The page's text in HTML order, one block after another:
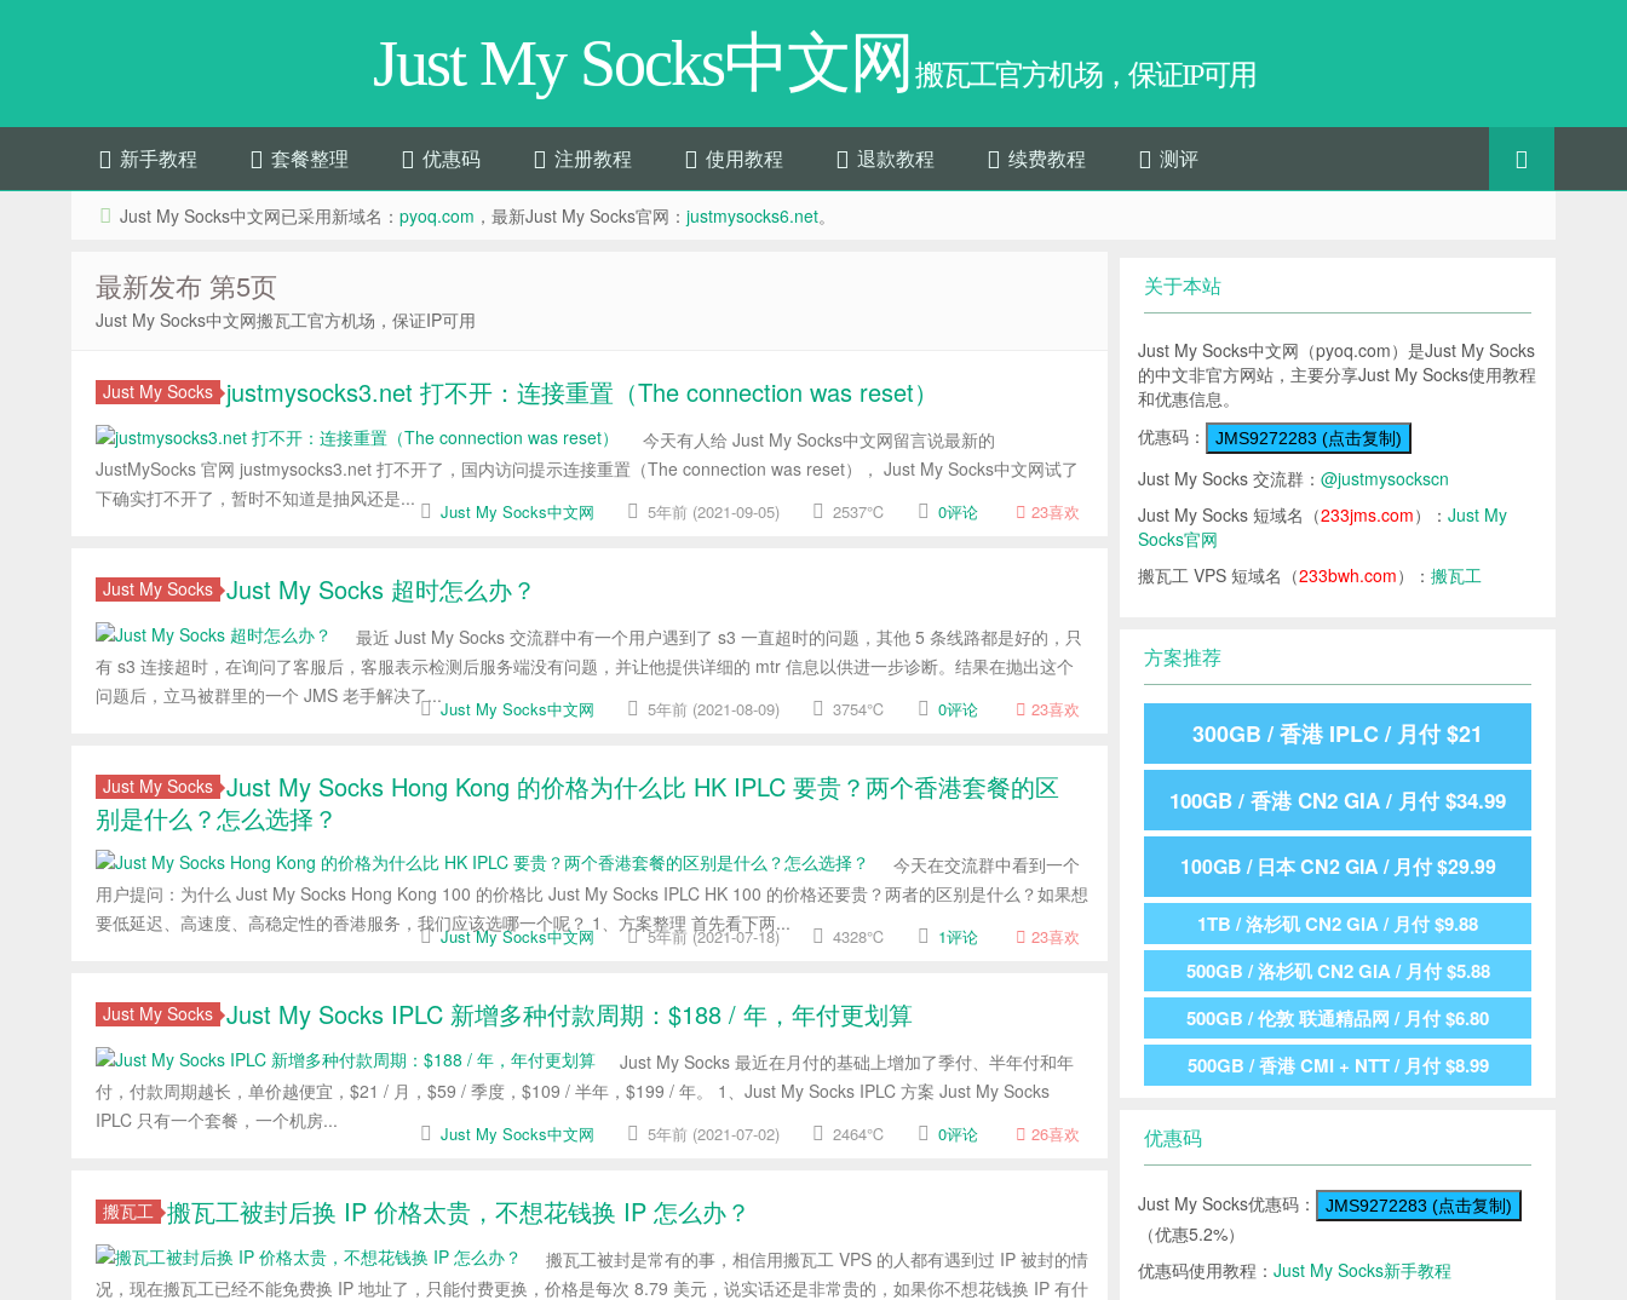
Just My Socks中文网 搬瓦工官方机场，保证IP可用
新手教程 套餐整理 优惠码 注册教程 使用教程 退款教程 续费教程 测评
Just My Socks中文网已采用新域名： pyoq.com ，最新Just My Socks官网： justmysocks6.net。
最新发布 第5页
Just My Socks中文网搬瓦工官方机场，保证IP可用
Just My Socks justmysocks3.net 打不开：连接重置（The connection was reset）
今天有人给 Just My Socks中文网留言说最新的
JustMySocks 官网 justmysocks3.net 打不开了，国内访问提示连接重置（The connection was reset）， Just My Socks中文网试了
下确实打不开了，暂时不知道是抽风还是...
Just My Socks中文网 5年前 (2021-09-05) 2537℃ 0评论 23喜欢
Just My Socks Just My Socks 超时怎么办？
最近 Just My Socks 交流群中有一个用户遇到了 s3 一直超时的问题，其他 5 条线路都是好的，只
有 s3 连接超时，在询问了客服后，客服表示检测后服务端没有问题，并让他提供详细的 mtr 信息以供进一步诊断。结果在抛出这个
问题后，立马被群里的一个 JMS 老手解决了...
Just My Socks中文网 5年前 (2021-08-09) 3754℃ 0评论 23喜欢
Just My Socks Just My Socks Hong Kong 的价格为什么比 HK IPLC 要贵？两个香港套餐的区
别是什么？怎么选择？
今天在交流群中看到一个
用户提问：为什么 Just My Socks Hong Kong 100 的价格比 Just My Socks IPLC HK 100 的价格还要贵？两者的区别是什么？如果想
要低延迟、高速度、高稳定性的香港服务，我们应该选哪一个呢？ 1、方案整理 首先看下两...
Just My Socks中文网 5年前 (2021-07-18) 4328℃ 1评论 23喜欢
Just My Socks Just My Socks IPLC 新增多种付款周期：$188 / 年，年付更划算
Just My Socks 最近在月付的基础上增加了季付、半年付和年
付，付款周期越长，单价越便宜，$21 / 月，$59 / 季度，$109 / 半年，$199 / 年。 1、Just My Socks IPLC 方案 Just My Socks
IPLC 只有一个套餐，一个机房...
Just My Socks中文网 5年前 (2021-07-02) 2464℃ 0评论 26喜欢
搬瓦工 搬瓦工被封后换 IP 价格太贵，不想花钱换 IP 怎么办？
搬瓦工被封是常有的事，相信用搬瓦工 VPS 的人都有遇到过 IP 被封的情
况，现在搬瓦工已经不能免费换 IP 地址了，只能付费更换，价格是每次 8.79 美元，说实话还是非常贵的，如果你不想花钱换 IP 有什
关于本站
Just My Socks中文网（pyoq.com）是Just My Socks
的中文非官方网站，主要分享Just My Socks使用教程
和优惠信息。
优惠码：
JMS9272283 (点击复制)
Just My Socks 交流群： @justmysockscn
Just My Socks 短域名（233jms.com）： Just My
Socks官网
搬瓦工 VPS 短域名（233bwh.com）： 搬瓦工
方案推荐
300GB / 香港 IPLC / 月付 $21
100GB / 香港 CN2 GIA / 月付 $34.99
100GB / 日本 CN2 GIA / 月付 $29.99
1TB / 洛杉矶 CN2 GIA / 月付 $9.88
500GB / 洛杉矶 CN2 GIA / 月付 $5.88
500GB / 伦敦 联通精品网 / 月付 $6.80
500GB / 香港 CMI + NTT / 月付 $8.99
优惠码
Just My Socks优惠码： JMS9272283 (点击复制)
（优惠5.2%）
优惠码使用教程： Just My Socks新手教程